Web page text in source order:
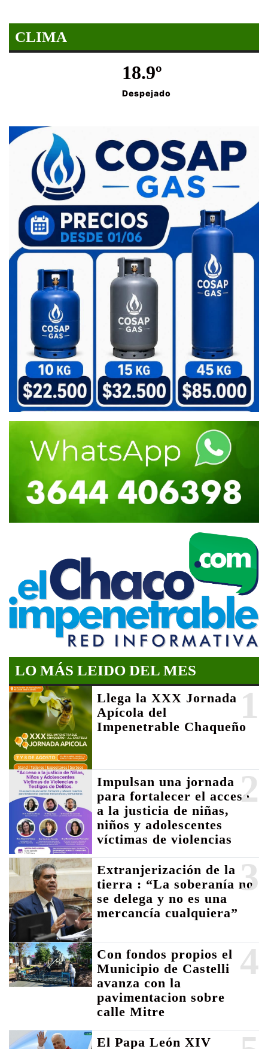
CLIMA
18.9º
Despejado
LO MÁS LEIDO DEL MES
1
Llega la XXX Jornada
Apícola del
Impenetrable Chaqueño
2
Impulsan una jornada
para fortalecer el acceso
a la justicia de niñas,
niños y adolescentes
víctimas de violencias
3
Extranjerización de la
tierra : “La soberanía no
se delega y no es una
mercancía cualquiera”
4
Con fondos propios el
Municipio de Castelli
avanza con la
pavimentacion sobre
calle Mitre
El Papa León XIV